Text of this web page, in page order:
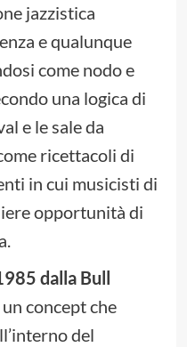
jazzistica
e qualunque
come nodo e
una logica di
e le sale da
ricettacoli di
in cui musicisti di
opportunità di
dalla Bull
un concept che
del